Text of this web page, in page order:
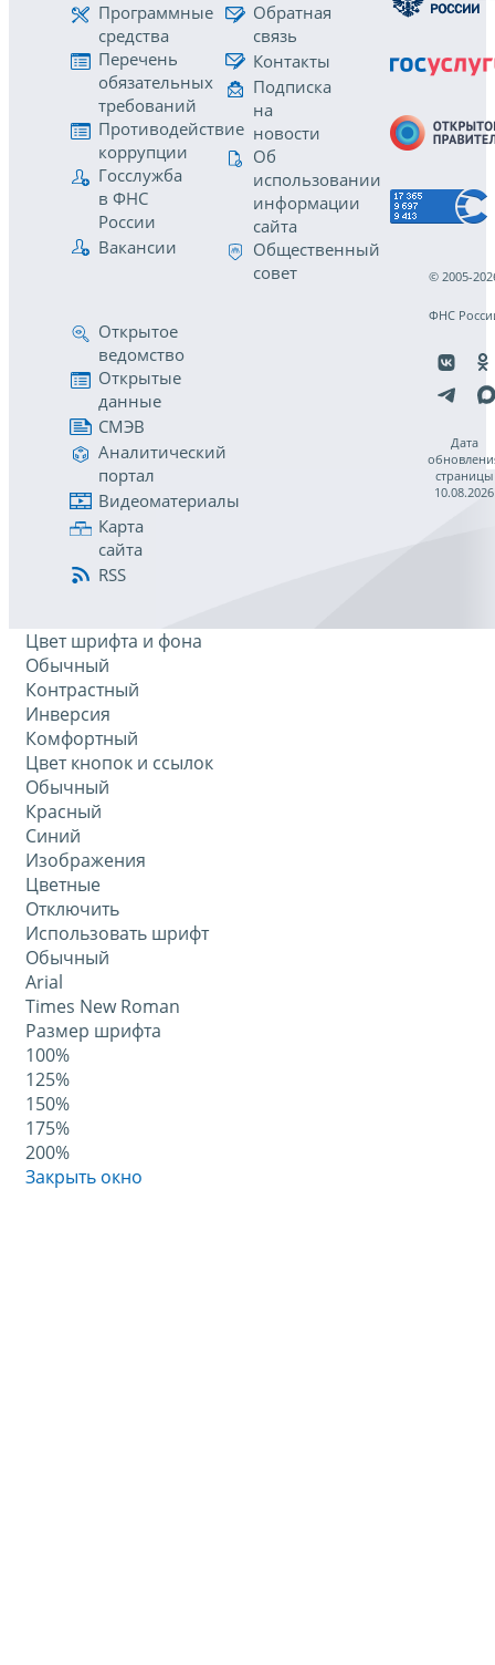
Программные
средства
Перечень
обязательных
требований
Противодействие
коррупции
Госслужба
в ФНС
России
Вакансии
Обратная
связь
Контакты
Подписка
на
новости
Об
использовании
информации
сайта
Общественный
совет
Открытое
ведомство
Открытые
данные
СМЭВ
Аналитический
портал
Видеоматериалы
Карта
сайта
RSS
© 2005-
ФНС
Дата
страницы
10.08.2026
Цвет шрифта и фона
Обычный
Контрастный
Инверсия
Комфортный
Цвет кнопок и ссылок
Обычный
Красный
Синий
Изображения
Цветные
Отключить
Использовать шрифт
Обычный
Arial
Times New Roman
Размер шрифта
100%
125%
150%
175%
200%
Закрыть окно